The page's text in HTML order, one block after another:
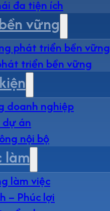
đa tiện ích
vững
phát triển bền vững
triển bền vững
doanh nghiệp
dự án
nội bộ
làm
làm việc
– Phúc lợi